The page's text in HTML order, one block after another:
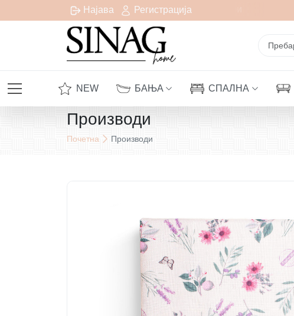
Најава Регистрација
испорака за сите нарачки над 1000 денари
NEW БАЊА СПАЛНА
Производи
Почетна Производи